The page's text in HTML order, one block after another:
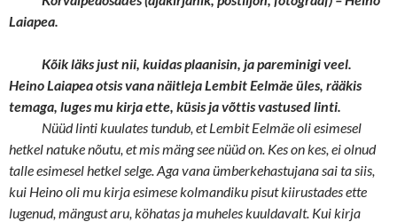
Laiapea.
Kõik läks just nii, kuidas plaanisin, ja pareminigi veel.
Heino Laiapea otsis vana näitleja Lembit Eelmäe üles, rääkis
temaga, luges mu kirja ette, küsis ja võttis vastused linti.
Nüüd linti kuulates tundub, et Lembit Eelmäe oli esimesel
hetkel natuke nõutu, et mis mäng see nüüd on. Kes on kes, ei olnud
talle esimesel hetkel selge. Aga vana ümberkehastujana sai ta siis,
kui Heino oli mu kirja esimese kolmandiku pisut kiirustades ette
lugenud, mängust aru, köhatas ja muheles kuuldavalt. Kui kirja